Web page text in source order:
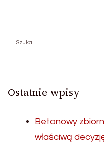
Ostatnie wpisy
Betonowy
właściwą